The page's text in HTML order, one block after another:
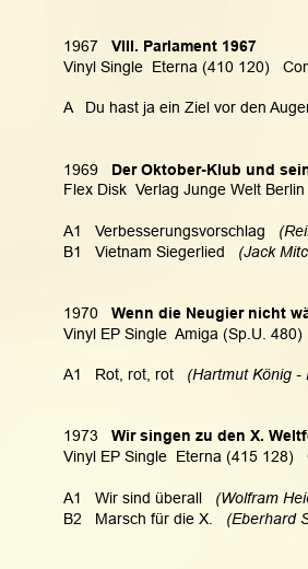
1967 VIII. Parlament 1967
Vinyl Single  Eterna (410 120)
A   Du hast ja ein Ziel vor den
1969 Der Oktober-Klub und
Flex Disk  Verlag Junge Welt
A1   Verbesserungsvorschlag
B1   Vietnam Siegerlied
(Jack
1970 Wenn die Neugier nicht
Vinyl EP Single  Amiga (Sp.U.
A1   Rot, rot, rot
(Hartmut König
1973 Wir singen zu den X.
Vinyl EP Single  Eterna (415 128)
A1   Wir sind überall
(Wolfram
B2   Marsch für die X.
(Eberhard